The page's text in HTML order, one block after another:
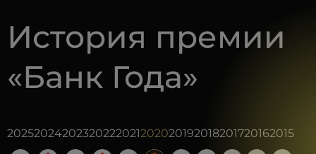
История премии
«Банк Года»
20252024202320222021202020192018201720162015